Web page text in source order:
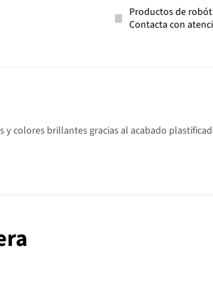
Productos de
Contacta con
colores brillantes gracias al acabado